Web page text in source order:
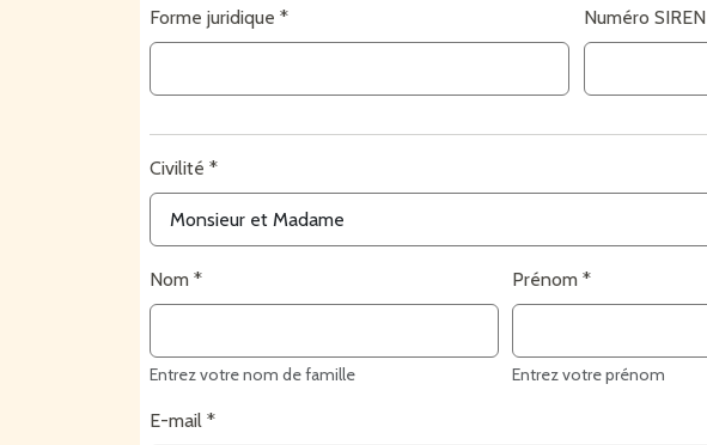
Forme juridique Numéro SIREN
Civilité
Nom
Entrez votre nom de famille
Prénom
Entrez votre prénom
E-mail